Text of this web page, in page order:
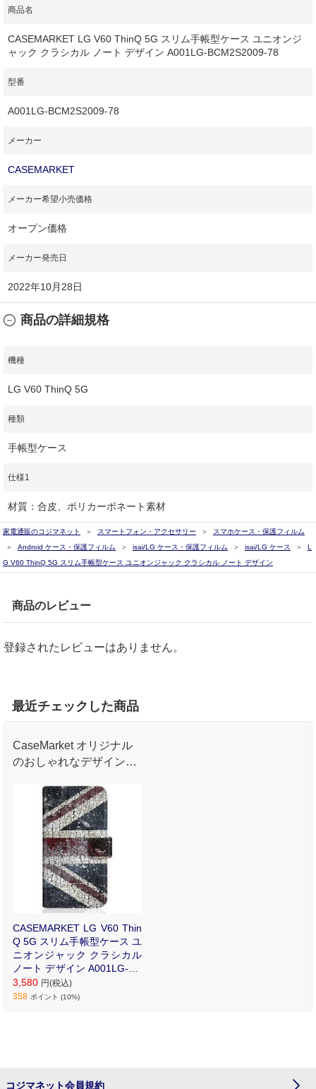
商品名
CASEMARKET LG V60 ThinQ 5G スリム手帳型ケース ユニオンジ
ャック クラシカル ノート デザイン A001LG-BCM2S2009-78
型番
A001LG-BCM2S2009-78
メーカー
CASEMARKET
メーカー希望小売価格
オープン価格
メーカー発売日
2022年10月28日
商品の詳細規格
機種
LG V60 ThinQ 5G
種類
手帳型ケース
仕様1
材質：合皮、ポリカーボネート素材
家電通販のコジマネット スマートフォン・アクセサリー
スマホケース・保護フィルム
Android ケース・保護フィルム
isai/LG ケース・保護フィルム isai/LG ケース
L
G V60 ThinQ 5G スリム手帳型ケース ユニオンジャック クラシカル ノート デザイン
商品のレビュー
登録されたレビューはありません。
最近チェックした商品
CaseMarket オリジナル
のおしゃれなデザインプ
ル手帳型ケース。
CASEMARKET LG V60 Thin
Q 5G スリム手帳型ケース ユ
ニオンジャック クラシカル
ノート デザイン A001LG-BC
M2S2009-78
3,580 円(税込)
358 ポイント (10%)
コジマネット会員規約